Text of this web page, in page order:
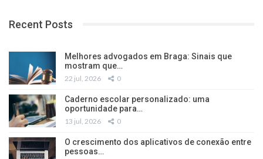
Recent Posts
Melhores advogados em Braga: Sinais que
mostram que…
22 jul, 2026 0
Caderno escolar personalizado: uma
oportunidade para…
13 jul, 2026 0
O crescimento dos aplicativos de conexão entre
pessoas…